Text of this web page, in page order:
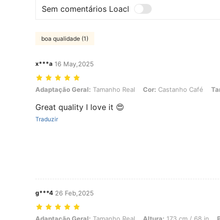
Sem comentários Loacl
boa qualidade (1)
x***a 16 May,2025
Adaptação Geral: Tamanho Real, Cor: Castanho Café, Tamanho: M
Adaptação Geral: Tamanho Real Cor: Castanho Café
Great quality I love it 😍
Traduzir
g***4 26 Feb,2025
Adaptação Geral: Tamanho Real, Altura: 173 cm / 68 in, Peso: 69